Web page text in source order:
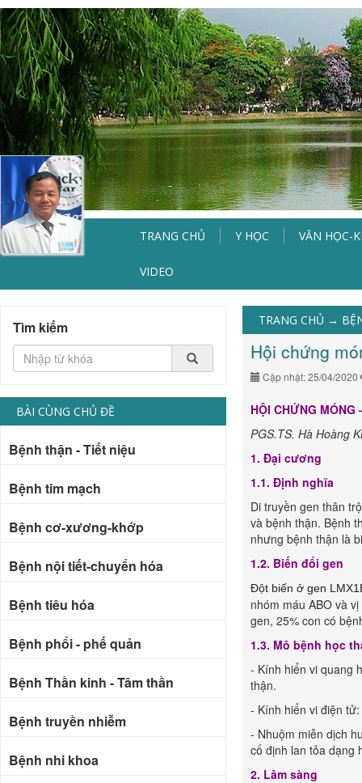
TRANG CHỦ Y HỌC VĂN HỌC-
VIDEO
TRANG CHỦ →
Hội chứng
Cập nhật: 25/04/2020
HỘI CHỨNG MÓNG
PGS.TS. Hà Hoàng
1. Đại cương
1.1. Định nghĩa
Di truyền gen thân
và bệnh thận. Bệnh
nhưng bệnh thận là
1.2. Biến đổi gen
Đột biến ở gen
nhóm máu ABO và
gen, 25% con có
1.3. Mô bệnh học
- Kính hiển vi quang
thận.
- Kính hiển vi điện
- Nhuộm miễn dịch
cố định lan tỏa dạng
2. Lâm sàng
Tìm kiếm
BÀI CÙNG CHỦ ĐỀ
Bệnh thận - Tiết niệu
Bệnh tim mạch
Bệnh cơ-xương-khớp
Bệnh nội tiết-chuyển hóa
Bệnh tiêu hóa
Bệnh phổi - phế quản
Bệnh Thần kinh - Tâm thần
Bệnh truyền nhiễm
Bệnh nhi khoa